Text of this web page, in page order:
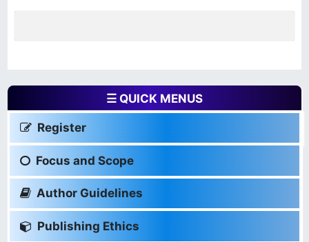
☰ QUICK MENUS
Register
Focus and Scope
Author Guidelines
Publishing Ethics